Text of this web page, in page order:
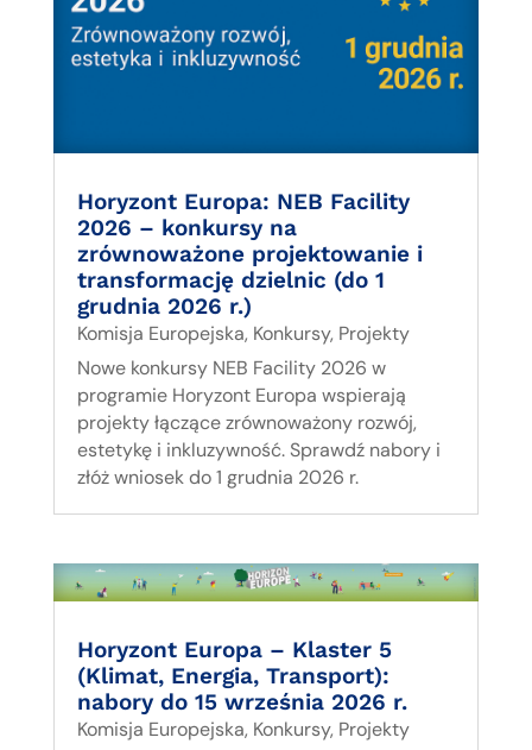
Horyzont Europa: NEB Facility
2026 – konkursy na
zrównoważone projektowanie i
transformację dzielnic (do 1
grudnia 2026 r.)
Komisja Europejska, Konkursy, Projekty
Nowe konkursy NEB Facility 2026 w
programie Horyzont Europa wspierają
projekty łączące zrównoważony rozwój,
estetykę i inkluzywność. Sprawdź nabory i
złóż wniosek do 1 grudnia 2026 r.
Horyzont Europa – Klaster 5
(Klimat, Energia, Transport):
nabory do 15 września 2026 r.
Komisja Europejska, Konkursy, Projekty